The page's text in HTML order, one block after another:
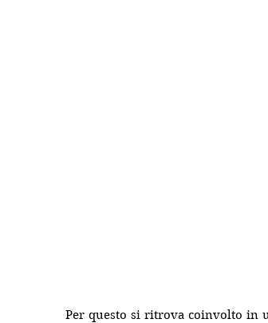
Per questo si ritrova coinvolto in